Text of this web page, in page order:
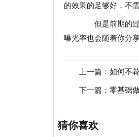
的效果的足够好，不
但是前期的过
曝光率也会随着你分
上一篇： 如何不
下一篇： 零基础
猜你喜欢